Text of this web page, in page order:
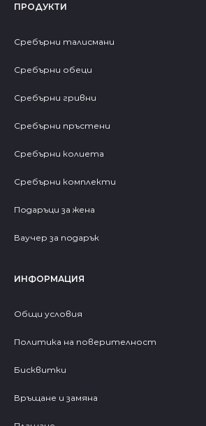
ПРОДУКТИ
Сребърни талисмани
Сребърни обеци
Сребърни гривни
Сребърни пръстени
Сребърни колиета
Сребърни комплекти
Подаръци за жена
Ваучер за подарък
ИНФОРМАЦИЯ
Общи условия
Политика на поверителност
Бисквитки
Връщане и замяна